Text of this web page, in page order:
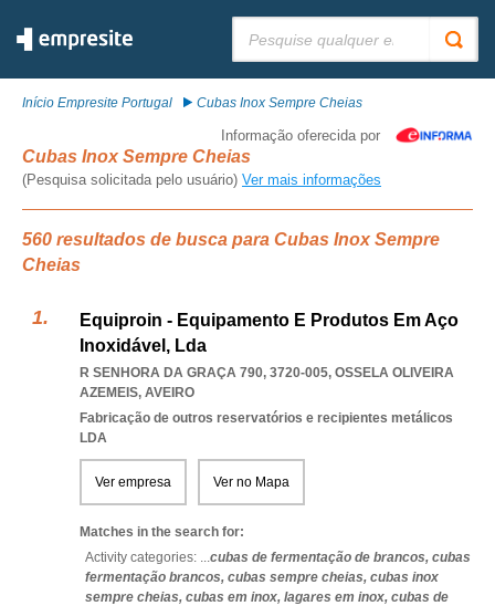
Início Empresite Portugal Cubas Inox Sempre Cheias
Informação oferecida por
Cubas Inox Sempre Cheias
(Pesquisa solicitada pelo usuário) Ver mais informações
560 resultados de busca para Cubas Inox Sempre
Cheias
Equiproin - Equipamento E Produtos Em Aço
Inoxidável, Lda
R SENHORA DA GRAÇA 790, 3720-005, OSSELA OLIVEIRA
AZEMEIS, AVEIRO
Fabricação de outros reservatórios e recipientes metálicos
LDA
Ver empresa Ver no Mapa
Matches in the search for:
Activity categories: ...cubas de fermentação de brancos, cubas
fermentação brancos, cubas sempre cheias, cubas inox
sempre cheias, cubas em inox, lagares em inox, cubas de